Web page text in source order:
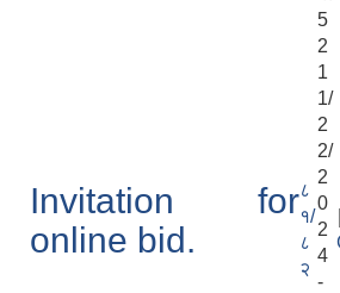
5
2
Invitation for
online bid.
८
१/
८
२
1
1/
2
2/
2
0
2
4
-